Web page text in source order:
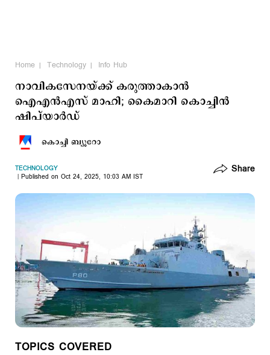
Home Technology Info Hub
നാവികസേനയ്ക്ക് കരുത്താകാന്‍
ഐഎന്‍എസ് മാഹി; കൈമാറി കൊച്ചിന്‍
ഷിപ്​യാര്‍ഡ്
കൊച്ചി ബ്യൂറോ
TECHNOLOGY
Published on Oct 24, 2025, 10:03 AM IST
Share
TOPICS COVERED